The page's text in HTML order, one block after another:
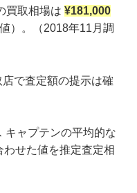
買取相場は ¥181,000
）。（2018年11月調
で査定額の提示は確
キャプテンの平均的な
せた値を推定査定相